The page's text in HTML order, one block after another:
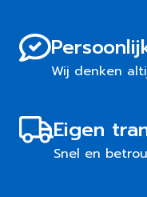
Wij denken
Eigen
Snel en